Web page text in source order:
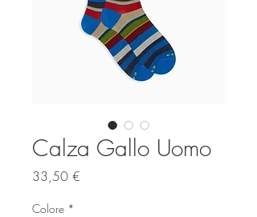
Calza Gallo Uomo
33,50 €
Colore *